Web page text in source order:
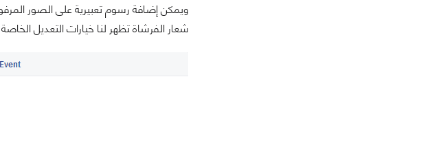
ويمكن إضافة رسوم تعبيرية على الصور
شعار الفرشاة تظهر لنا خيارات التعديل